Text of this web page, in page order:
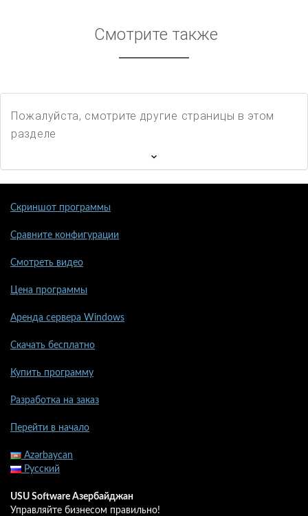
Смотрите также
Пожалуйста, смотрите другие страницы в этом
разделе
Скриншот программы
Сравните конфигурации
Смотреть видео
Цена программы
Аренда сервера Windows
Скачать бесплатно
Купить программу
Разработка на заказ
Перейти в начало
Azərbaycan
Русский
USU Software Азербайджан
Управляйте бизнесом правильно!